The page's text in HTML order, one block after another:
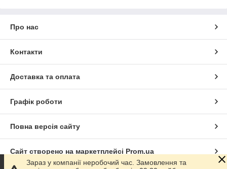
Про нас
Контакти
Доставка та оплата
Графік роботи
Повна версія сайту
Сайт створено на маркетплейсі Prom.ua
Зараз у компанії неробочий час. Замовлення та